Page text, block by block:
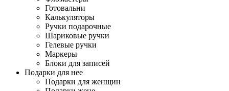
Готовальни
Калькуляторы
Ручки подарочные
Шариковые ручки
Гелевые ручки
Маркеры
Блоки для записей
Подарки для нее
Подарки для женщин